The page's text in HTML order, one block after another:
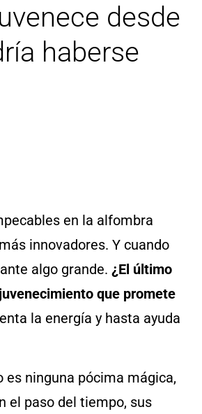
desde
haberse
en la alfombra
más innovadores. Y cuando
algo grande. ¿El último
que promete
la energía y hasta ayuda
es ninguna pócima mágica,
el paso del tiempo, sus